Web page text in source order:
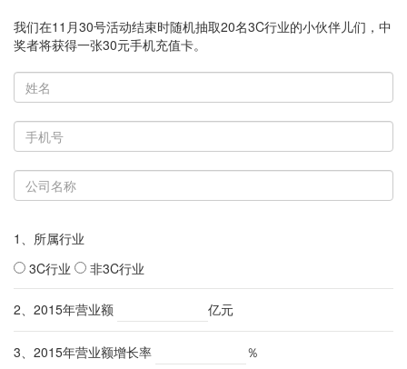
我们在11月30号活动结束时随机抽取20名3C行业的小伙伴儿们，中
奖者将获得一张30元手机充值卡。
1、所属行业
3C行业
非3C行业
2、2015年营业额 亿元
3、2015年营业额增长率 ％